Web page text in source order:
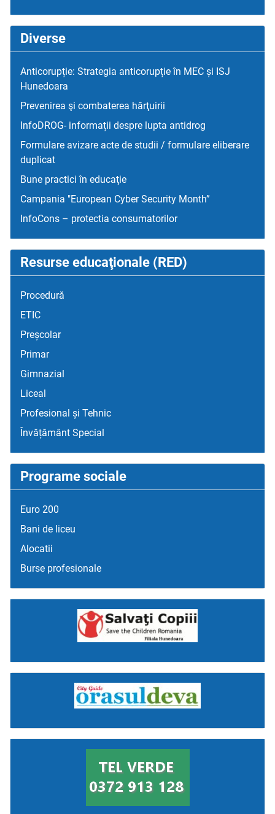
Diverse
Anticorupție: Strategia anticorupție în MEC și ISJ
Hunedoara
Prevenirea şi combaterea hărţuirii
InfoDROG- informații despre lupta antidrog
Formulare avizare acte de studii / formulare eliberare
duplicat
Bune practici în educaţie
Campania "European Cyber Security Month”
InfoCons – protectia consumatorilor
Resurse educaţionale (RED)
Procedură
ETIC
Preșcolar
Primar
Gimnazial
Liceal
Profesional și Tehnic
Învățământ Special
Programe sociale
Euro 200
Bani de liceu
Alocatii
Burse profesionale